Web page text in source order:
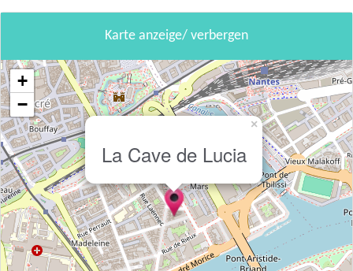
Karte anzeige/ verbergen
La Cave de Lucia
×
+
−